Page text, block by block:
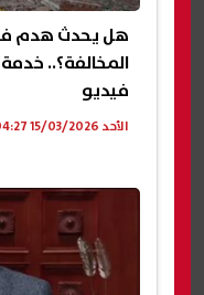
هل يحدث هدم
المخالفة؟..
فيديو
الأحد 15/03/2026 04:27 م